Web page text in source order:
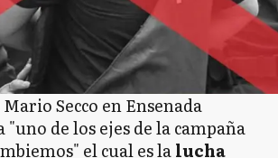
Secco en Ensenada
de los ejes de la campaña
el cual es lalucha